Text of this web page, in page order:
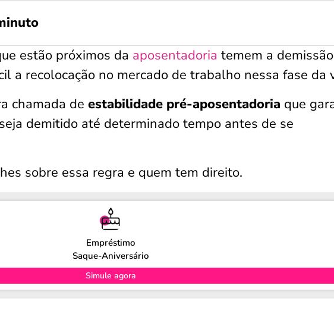
estão próximos da aposentadoria temem a
a recolocação no mercado de trabalho nessa fase da
chamada de estabilidade pré-aposentadoria que
demitido até determinado tempo antes de se
sobre essa regra e quem tem direito.
Empréstimo
Saque-Aniversário
Simule agora